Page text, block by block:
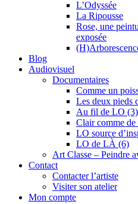
L’Odyssée
La Ripousse
Rose, une
exposée
Blog
Audiovisuel
Documentaires
Comme un
Les deux pieds
Au fil de LO (3)
Clair comme
LO source
LO de LÀ (6)
Art Classe – Peindre
Contact
Contacter l’artiste
Visiter son atelier
Mon compte